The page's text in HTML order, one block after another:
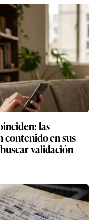
las
contenido en sus
validación